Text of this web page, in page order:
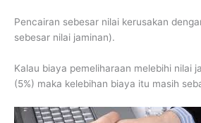
Pencairan sebesar nilai kerusakan
sebesar nilai jaminan).
Kalau biaya pemeliharaan melebihi nilai
(5%) maka kelebihan biaya itu masih